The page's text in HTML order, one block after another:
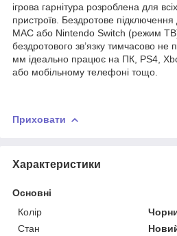
ігрова гарнітура розроблена для
пристроїв. Бездротове
MAC або Nintendo Switch (режим
бездротового зв’язку тимчасово не
мм ідеально працює на ПК, PS4,
або мобільному телефоні тощо.
Приховати
Характеристики
Основні
Колір
Стан